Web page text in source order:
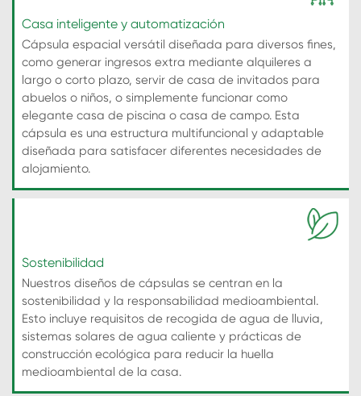
Casa inteligente y automatización
Cápsula espacial versátil diseñada para diversos fines,
como generar ingresos extra mediante alquileres a
largo o corto plazo, servir de casa de invitados para
abuelos o niños, o simplemente funcionar como
elegante casa de piscina o casa de campo. Esta
cápsula es una estructura multifuncional y adaptable
diseñada para satisfacer diferentes necesidades de
alojamiento.
Sostenibilidad
Nuestros diseños de cápsulas se centran en la
sostenibilidad y la responsabilidad medioambiental.
Esto incluye requisitos de recogida de agua de lluvia,
sistemas solares de agua caliente y prácticas de
construcción ecológica para reducir la huella
medioambiental de la casa.